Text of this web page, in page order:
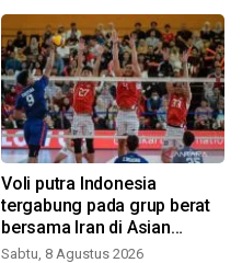
Voli putra Indonesia
tergabung pada grup berat
bersama Iran di Asian
Games 2026
Sabtu, 8 Agustus 2026